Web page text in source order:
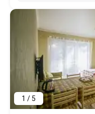
1 / 5